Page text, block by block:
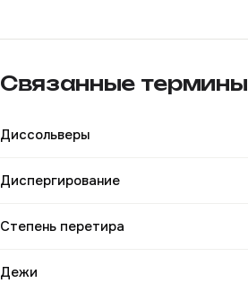
Связанные термины
Диссольверы
Диспергирование
Степень перетира
Дежи